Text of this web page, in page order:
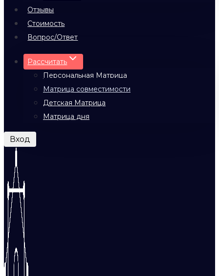
Отзывы
Стоимость
Вопрос/Ответ
Рассчитать
Персональная Матрица
Матрица совместимости
Детская Матрица
Матрица дня
Вход